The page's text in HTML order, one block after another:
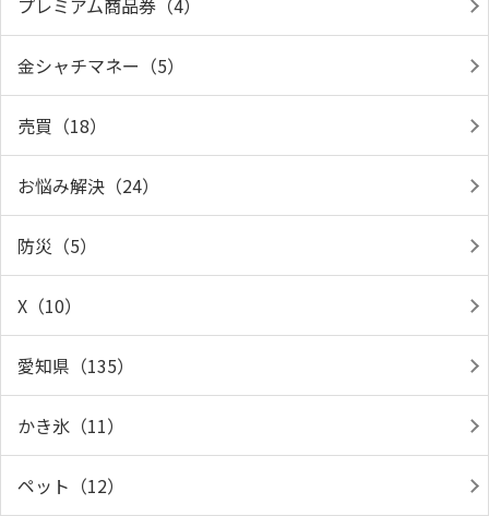
プレミアム商品券（4）
金シャチマネー（5）
売買（18）
お悩み解決（24）
防災（5）
X（10）
愛知県（135）
かき氷（11）
ペット（12）